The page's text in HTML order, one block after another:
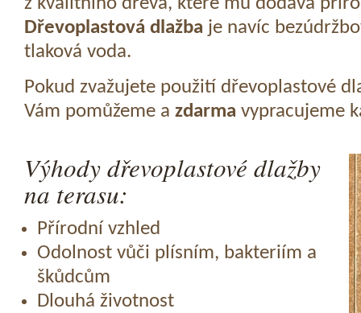
z kvalitního dřeva, které mu dodává
Dřevoplastová dlažba je navíc
tlaková voda.
Pokud zvažujete použití dřevoplastové
Vám pomůžeme a zdarma vypracujeme
Výhody dřevoplastové dlažby
na terasu:
Přírodní vzhled
Odolnost vůči plísním, bakteriím a
škůdcům
Dlouhá životnost